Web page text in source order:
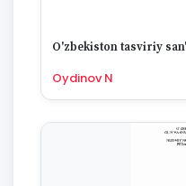
O'zbekiston tasviriy
Oydinov N